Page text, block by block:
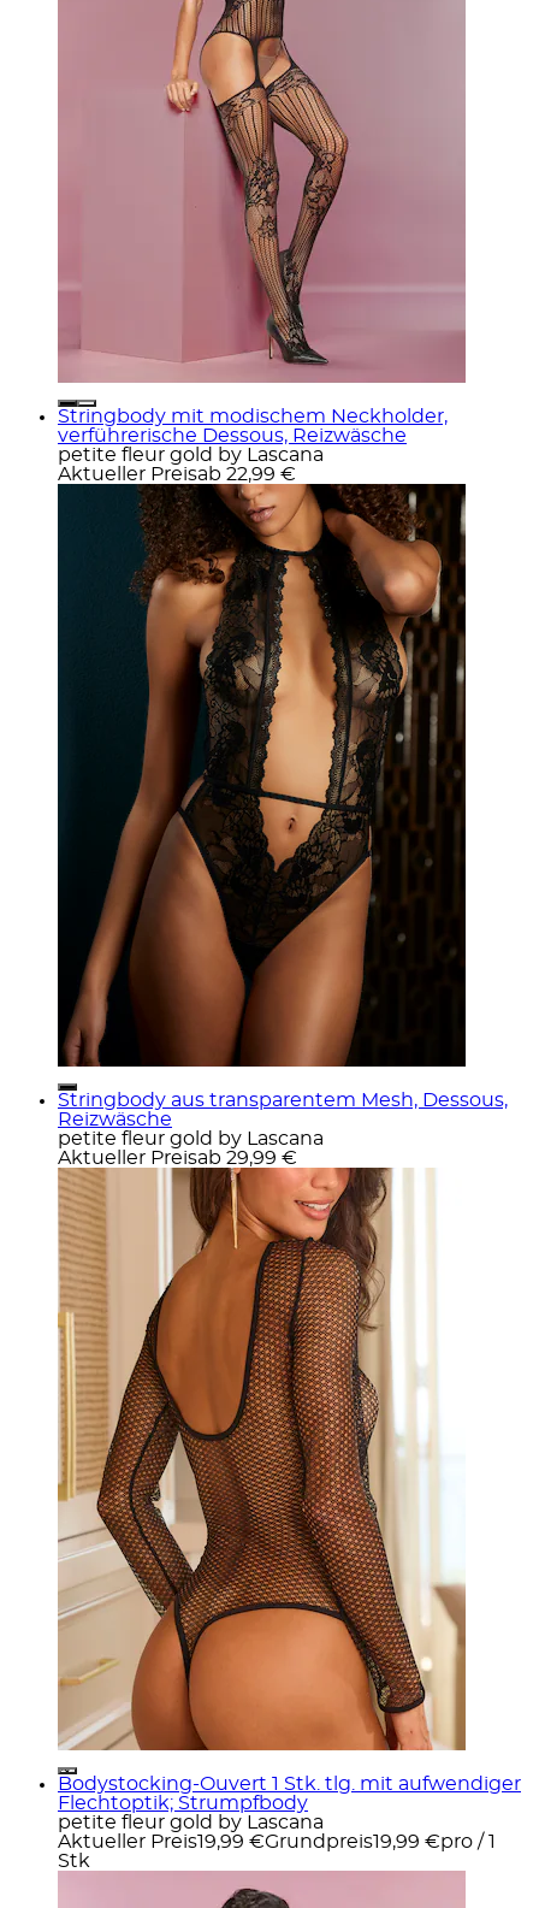
Stringbody mit modischem Neckholder,
verführerische Dessous, Reizwäsche
petite fleur gold by Lascana
Aktueller Preisab 22,99 €
Stringbody aus transparentem Mesh, Dessous,
Reizwäsche
petite fleur gold by Lascana
Aktueller Preisab 29,99 €
Bodystocking-Ouvert 1 Stk. tlg. mit aufwendiger
Flechtoptik; Strumpfbody
petite fleur gold by Lascana
Aktueller Preis19,99 €Grundpreis19,99 €pro / 1
Stk